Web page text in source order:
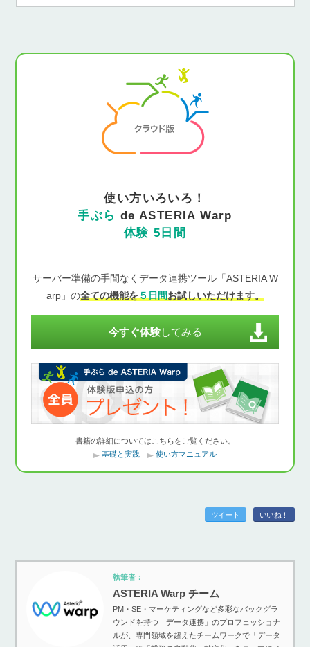
使い方いろいろ！
手ぶら de ASTERIA Warp
体験 5日間
サーバー準備の手間なくデータ連携ツール「ASTERIA W
arp」の全ての機能を５日間お試しいただけます。
今すぐ体験してみる
書籍の詳細についてはこちらをご覧ください。
基礎と実践
使い方マニュアル
ツイート いいね！
執筆者：
ASTERIA Warp チーム
PM・SE・マーケティングなど多彩なバックグラ
ウンドを持つ「データ連携」のプロフェッショナ
ルが、専門領域を超えたチームワークで「データ